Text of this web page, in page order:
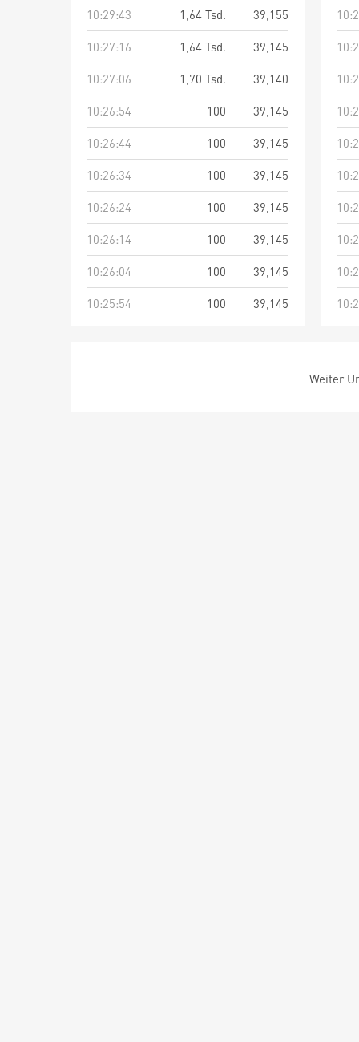
10:29:43
1,64 Tsd.
39,155
10:27:16
1,64 Tsd.
39,145
10:27:06
1,70 Tsd.
39,140
10:26:54
100
39,145
10:26:44
100
39,145
10:26:34
100
39,145
10:26:24
100
39,145
10:26:14
100
39,145
10:26:04
100
39,145
10:25:54
100 39,145
Weiter